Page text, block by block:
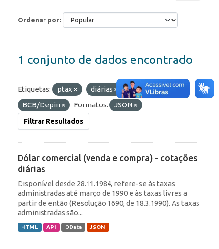
Ordenar por
1 conjunto de dados encontrado
Etiquetas: ptax diárias
Organizações:
BCB/Depin
Formatos: JSON
Filtrar Resultados
Dólar comercial (venda e compra) - cotações
diárias
Disponível desde 28.11.1984, refere-se às taxas
administradas até março de 1990 e às taxas livres a
partir de então (Resolução 1690, de 18.3.1990). As taxas
administradas são...
HTML API OData JSON